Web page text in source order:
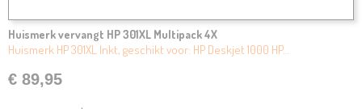
Huismerk vervangt HP 301XL Multipack 4X
Huismerk HP 301XL Inkt, geschikt voor: HP Deskjet 1000 HP…
€ 89,95